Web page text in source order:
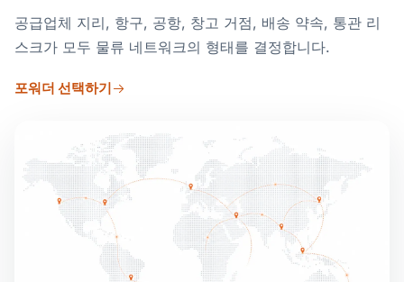
공급업체 지리, 항구, 공항, 창고 거점, 배송 약속, 통관 리
스크가 모두 물류 네트워크의 형태를 결정합니다.
포워더 선택하기